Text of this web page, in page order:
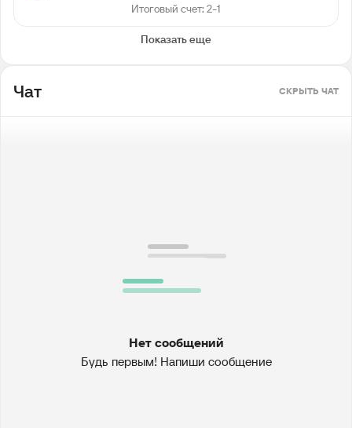
Итоговый счет: 2-1
Показать еще
Чат СКРЫТЬ ЧАТ
Нет сообщений
Будь первым! Напиши сообщение